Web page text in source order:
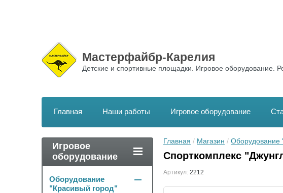
Мастерфайбр-Карелия
Детские и спортивные площадки. Игровое оборудование.
Главная Наши работы Игровое оборудование
Главная / Магазин / Оборудование
Спорткомплекс
Артикул: 2212
Игровое
оборудование
Оборудование
"Красивый город"